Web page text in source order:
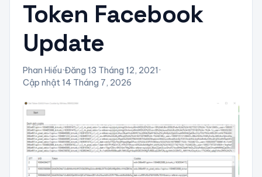
Token Facebook
Update
Phan Hiếu·Đăng 13 Tháng 12, 2021 ·
Cập nhật 14 Tháng 7, 2026